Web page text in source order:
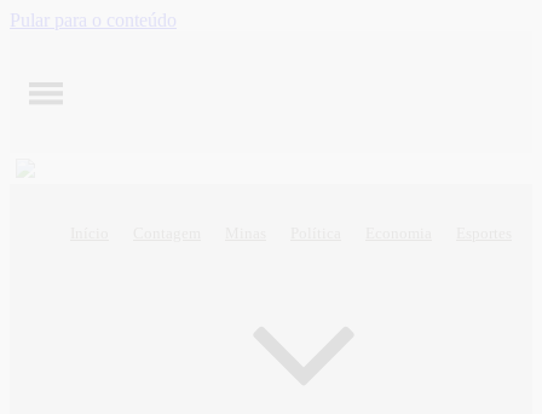
Pular para o conteúdo